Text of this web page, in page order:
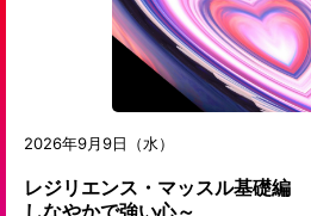
2026年9月9日（水）
レジリエンス・マッスル基礎編
しなやかで強い心～